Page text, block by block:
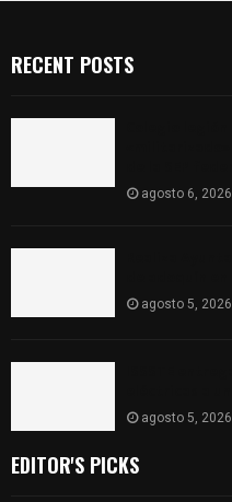
RECENT POSTS
agosto 6, 2026
agosto 5, 2026
agosto 5, 2026
EDITOR'S PICKS